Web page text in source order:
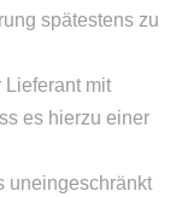
spätestens zu
Lieferant mit
es hierzu einer
uneingeschränkt